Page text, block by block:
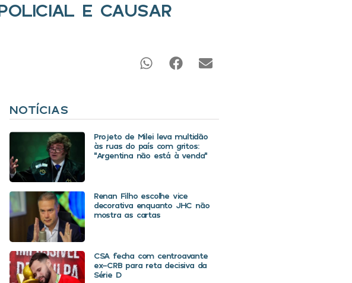
E CAUSAR
NOTÍCIAS
Projeto de Milei leva multidão
às ruas do país com gritos:
“Argentina não está à venda”
Renan Filho escolhe vice
decorativa enquanto JHC não
mostra as cartas
CSA fecha com centroavante
ex-CRB para reta decisiva da
Série D